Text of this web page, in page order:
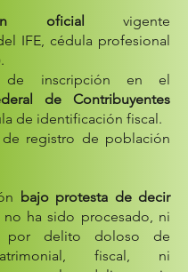
oficial vigente
IFE, cédula profesional
de inscripción en el
de Contribuyentes
de identificación fiscal.
de registro de población
bajo protesta de decir
ha sido procesado, ni
por delito doloso de
fiscal, ni